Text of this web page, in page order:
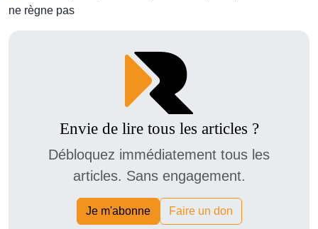
ne règne pas
Envie de lire tous les articles ?
Débloquez immédiatement tous les
articles. Sans engagement.
Je m'abonne Faire un don